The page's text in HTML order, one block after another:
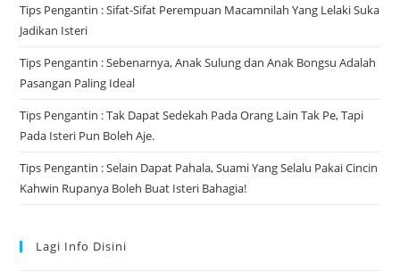
Tips Pengantin : Sifat-Sifat Perempuan Macamnilah Yang Lelaki Suka
Jadikan Isteri
Tips Pengantin : Sebenarnya, Anak Sulung dan Anak Bongsu Adalah
Pasangan Paling Ideal
Tips Pengantin : Tak Dapat Sedekah Pada Orang Lain Tak Pe, Tapi
Pada Isteri Pun Boleh Aje.
Tips Pengantin : Selain Dapat Pahala, Suami Yang Selalu Pakai Cincin
Kahwin Rupanya Boleh Buat Isteri Bahagia!
Lagi Info Disini